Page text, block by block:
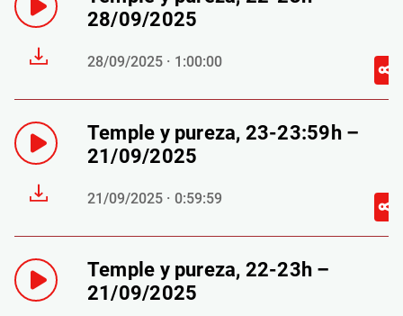
28/09/2025
28/09/2025 · 1:00:00
Temple y pureza, 23-23:59h –
21/09/2025
21/09/2025 · 0:59:59
Temple y pureza, 22-23h –
21/09/2025